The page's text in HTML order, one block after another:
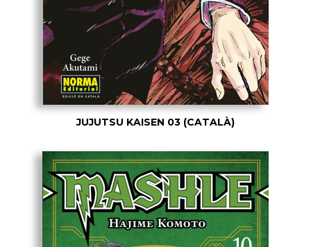
JUJUTSU KAISEN 03 (CATALÀ)